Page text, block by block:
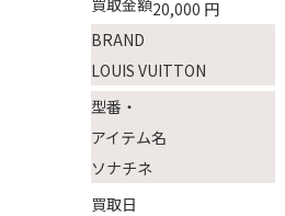
買取金額20,000 円
BRAND
LOUIS VUITTON
型番・
アイテム名
ソナチネ
買取日